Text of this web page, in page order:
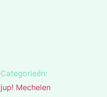
Categorieën:
jup! Mechelen